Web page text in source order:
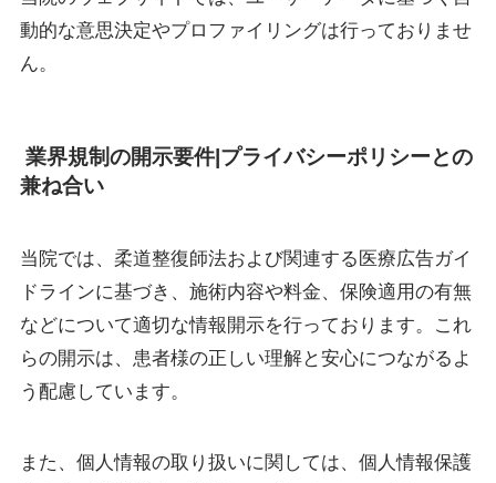
動的な意思決定やプロファイリングは行っておりませ
ん。
業界規制の開示要件|プライバシーポリシーとの
兼ね合い
当院では、柔道整復師法および関連する医療広告ガイ
ドラインに基づき、施術内容や料金、保険適用の有無
などについて適切な情報開示を行っております。これ
らの開示は、患者様の正しい理解と安心につながるよ
う配慮しています。
また、個人情報の取り扱いに関しては、個人情報保護